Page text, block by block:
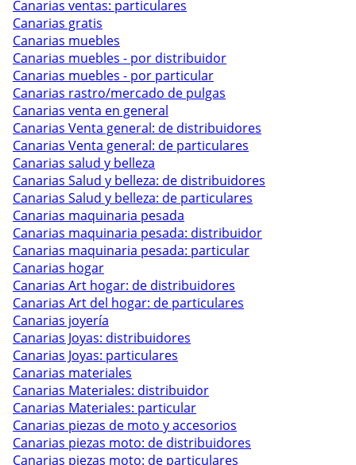
Canarias ventas: particulares
Canarias gratis
Canarias muebles
Canarias muebles - por distribuidor
Canarias muebles - por particular
Canarias rastro/mercado de pulgas
Canarias venta en general
Canarias Venta general: de distribuidores
Canarias Venta general: de particulares
Canarias salud y belleza
Canarias Salud y belleza: de distribuidores
Canarias Salud y belleza: de particulares
Canarias maquinaria pesada
Canarias maquinaria pesada: distribuidor
Canarias maquinaria pesada: particular
Canarias hogar
Canarias Art hogar: de distribuidores
Canarias Art del hogar: de particulares
Canarias joyería
Canarias Joyas: distribuidores
Canarias Joyas: particulares
Canarias materiales
Canarias Materiales: distribuidor
Canarias Materiales: particular
Canarias piezas de moto y accesorios
Canarias piezas moto: de distribuidores
Canarias piezas moto: de particulares